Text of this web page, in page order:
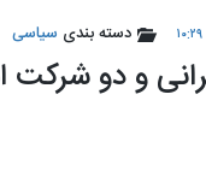
دلار تهران خرید : 187,100
دسته بندی سیاسی
و دو شرکت